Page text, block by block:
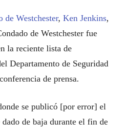
de Westchester, Ken Jenkins,
de Westchester fue
la reciente lista de
Departamento de Seguridad
de prensa.
se publicó [por error] el
de baja durante el fin de